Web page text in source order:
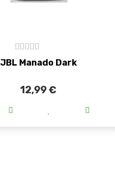
out of 5
JBL Manado Dark
12,99€
Ovaj proizvod ima